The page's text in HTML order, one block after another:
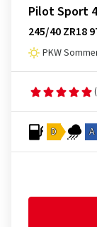
Pilot Sport 4
245/40 ZR18
PKW
D A